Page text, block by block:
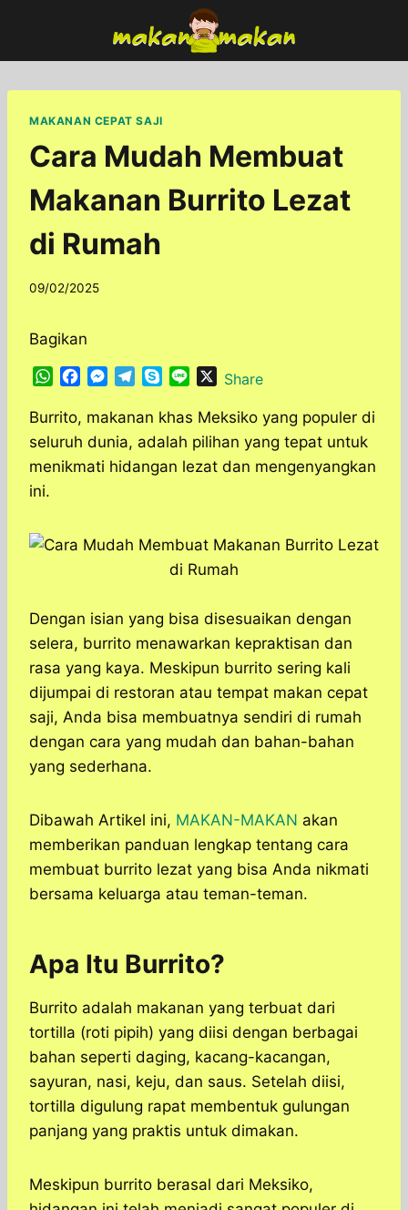
content
MAKANAN CEPAT SAJI
Cara Mudah Membuat
Makanan Burrito Lezat
di Rumah
By
09/02/2025
Bagikan
W
a
t
A
c
e
o
M
s
s
e
n
r
l
e
r
y
p
n
e
XShare
Burrito, makanan khas Meksiko yang populer di
seluruh dunia, adalah pilihan yang tepat untuk
menikmati hidangan lezat dan mengenyangkan
ini.
Dengan isian yang bisa disesuaikan dengan
selera, burrito menawarkan kepraktisan dan
rasa yang kaya. Meskipun burrito sering kali
dijumpai di restoran atau tempat makan cepat
saji, Anda bisa membuatnya sendiri di rumah
dengan cara yang mudah dan bahan-bahan
yang sederhana.
Dibawah Artikel ini, MAKAN-MAKAN akan
memberikan panduan lengkap tentang cara
membuat burrito lezat yang bisa Anda nikmati
bersama keluarga atau teman-teman.
Apa Itu Burrito?
Burrito adalah makanan yang terbuat dari
tortilla (roti pipih) yang diisi dengan berbagai
bahan seperti daging, kacang-kacangan,
sayuran, nasi, keju, dan saus. Setelah diisi,
tortilla digulung rapat membentuk gulungan
panjang yang praktis untuk dimakan.
Meskipun burrito berasal dari Meksiko,